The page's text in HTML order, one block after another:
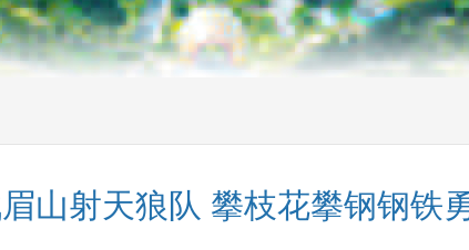
山射天狼队 攀枝花攀钢钢铁